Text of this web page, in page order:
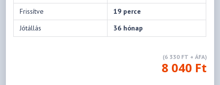
Frissítve
19 perce
Jótállás
36 hónap
(6 330 FT + ÁFA)
8 040 Ft